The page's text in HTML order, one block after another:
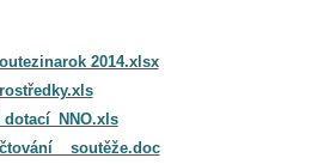
2014.xlsx
_ soutěže.doc